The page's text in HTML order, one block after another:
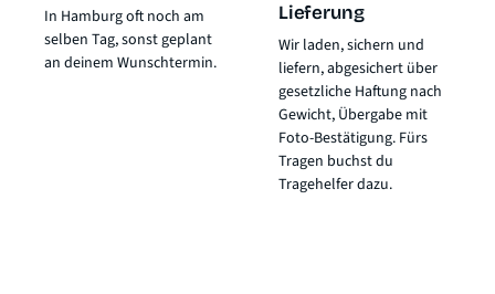
In Hamburg oft noch am
selben Tag, sonst geplant
an deinem Wunschtermin.
Lieferung
Wir laden, sichern und
liefern, abgesichert über
gesetzliche Haftung nach
Gewicht, Übergabe mit
Foto-Bestätigung. Fürs
Tragen buchst du
Tragehelfer dazu.